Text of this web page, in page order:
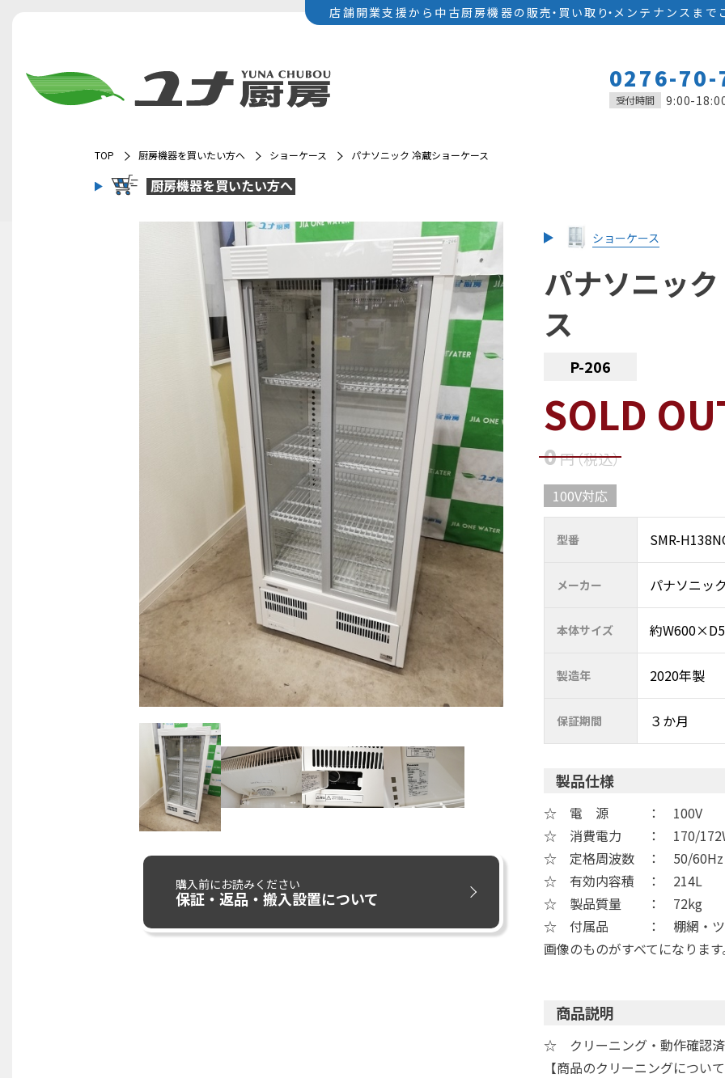
店舗開業支援から中古厨房機器の 販売・ 買い取 り・メンテナンスまで
0276-70-
受付時間 9:00-
TOP 厨房機器を買いたい方へ ショーケース パナソニック 冷蔵ショーケース
厨房機器を買いたい方へ
購入前にお読みください
保証・返品・搬入設置について
ショーケース
パナソニッ
ス
P-206
SOLD
0円（税込）
100V対応
型番 SMR-
メーカー パナソニッ
本体サイズ 約
製造年 2020年製
保証期間 ３か月
製品仕様
☆ 電 源 ： 100V
☆ 消費電力 ： 170/
☆ 定格周波数 ： 50/60Hz
☆ 有効内容積 ： 214L
☆ 製品質量 ： 72kg
☆ 付属品 ： 棚網・ツメ
画像のものがすべてになりま
商品説明
☆ クリーニング・動作確
【商品のクリーニングについ